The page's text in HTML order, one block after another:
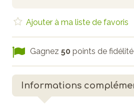
Ajouter à ma liste de favoris
Gagnez 50 points de fidélité
Informations